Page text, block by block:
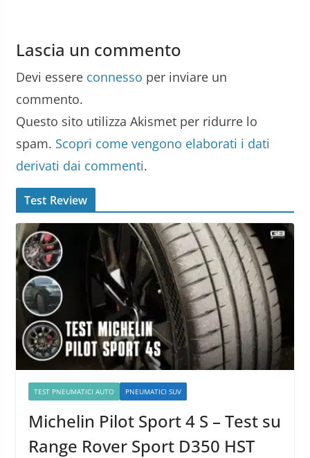
Lascia un commento
Devi essere connesso per inviare un
commento.
Questo sito utilizza Akismet per ridurre lo
spam. Scopri come vengono elaborati i dati
derivati dai commenti.
Test Review
TEST PNEUMATICI AUTO PNEUMATICI SUV
Michelin Pilot Sport 4 S – Test su
Range Rover Sport D350 HST